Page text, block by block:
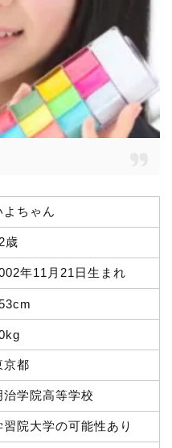
よちゃん
歳
年11月21日生まれ
京都
治学院高等学校
習院大学の可能性あり